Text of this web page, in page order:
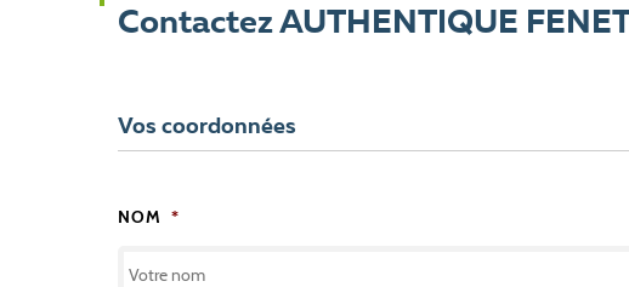
Contactez AUTHENTIQUE
Vos coordonnées
NOM *